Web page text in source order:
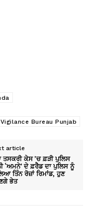
Vigilance Bureau Punjab
article
ਤਸਕਰੀ ਕੇਸ ’ਚ ਫ਼ੜੀ ਪੁਲਿਸ
‘ਅਮਨੇ’ ਦੇ ਫ਼ਰੈਡ ਦਾ ਪੁਲਿਸ ਨੂੰ
ਤਿੰਨ ਰੋਜ਼ਾਂ ਰਿਮਾਂਡ, ਹੁਣ
ਭੇਤ